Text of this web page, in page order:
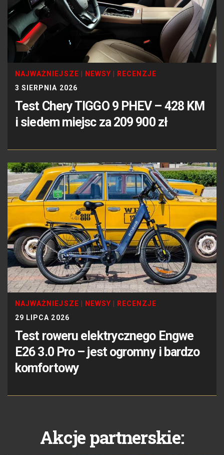
NAJWAŻNIEJSZE NEWSY
RECENZJE
3 SIERPNIA 2026
Test Chery TIGGO 9 PHEV – 428 KM
i siedem miejsc za 209 900 zł
NAJWAŻNIEJSZE NEWSY
RECENZJE
29 LIPCA 2026
Test roweru elektrycznego Engwe
E26 3.0 Pro – jest ogromny i bardzo
komfortowy
Akcje partnerskie: